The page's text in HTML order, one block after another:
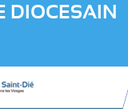
DIOCESAIN